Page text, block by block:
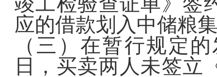
应的借款划入中储粮
（三）在暂行规定
日，买卖两人未签立